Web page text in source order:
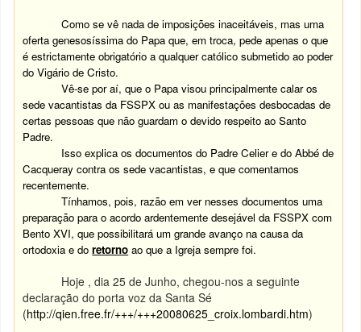
Como se vê nada de imposições inaceitáveis, mas uma
oferta genesosíssima do Papa que, em troca, pede apenas o que
é estrictamente obrigatório a qualquer católico submetido ao poder
do Vigário de Cristo.
Vê-se por aí, que o Papa visou principalmente calar os
sede vacantistas da FSSPX ou as manifestações desbocadas de
certas pessoas que não guardam o devido respeito ao Santo
Padre.
Isso explica os documentos do Padre Celier e do Abbé de
Cacqueray contra os sede vacantistas, e que comentamos
recentemente.
Tínhamos, pois, razão em ver nesses documentos uma
preparação para o acordo ardentemente desejável da FSSPX com
Bento XVI, que possibilitará um grande avanço na causa da
ortodoxia e doretorno ao que a Igreja sempre foi.
Hoje , dia 25 de Junho, chegou-nos a seguinte
declaração do porta voz da Santa Sé
(http://qien.free.fr/+++/+++20080625_croix.lombardi.htm)